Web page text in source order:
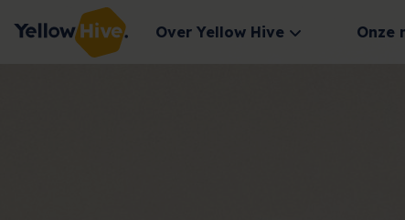
Over Yellow Hive Onze